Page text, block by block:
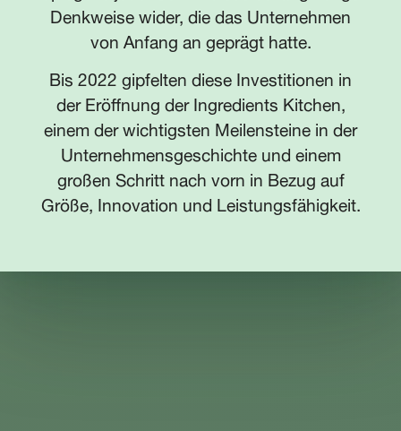
Denkweise wider, die das Unternehmen
von Anfang an geprägt hatte.
Bis 2022 gipfelten diese Investitionen in
der Eröffnung der Ingredients Kitchen,
einem der wichtigsten Meilensteine in der
Unternehmensgeschichte und einem
großen Schritt nach vorn in Bezug auf
Größe, Innovation und Leistungsfähigkeit.